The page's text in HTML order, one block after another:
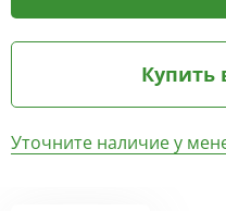
Купить
Уточните наличие у